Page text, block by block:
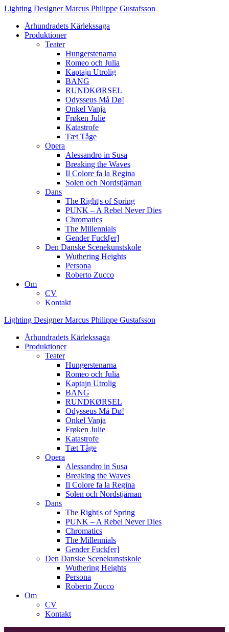
Hoppa
innehåll
Lighting DesignerMarcus Philippe Gustafsson
Århundradets Kärlekssaga
Produktioner
Teater
Hungerstenarna
Romeo och Julia
Kaptajn Utrolig
BANG
RUNDKØRSEL
Odysseus Må Dø!
Onkel Vanja
Frøken Julie
Katastrofe
Tæt Tåge
Opera
Alessandro in Susa
Breaking the Waves
Il Colore fa la Regina
Solen och Nordstjärnan
Dans
The Right|s of Spring
PUNK – A Rebel Never Dies
Chromatics
The Millennials
Gender Fuck[er]
Den Danske Scenekunstskole
Wuthering Heights
Persona
Roberto Zucco
Om
CV
Kontakt
Lighting DesignerMarcus Philippe Gustafsson
Århundradets Kärlekssaga
Produktioner
Teater
Hungerstenarna
Romeo och Julia
Kaptajn Utrolig
BANG
RUNDKØRSEL
Odysseus Må Dø!
Onkel Vanja
Frøken Julie
Katastrofe
Tæt Tåge
Opera
Alessandro in Susa
Breaking the Waves
Il Colore fa la Regina
Solen och Nordstjärnan
Dans
The Right|s of Spring
PUNK – A Rebel Never Dies
Chromatics
The Millennials
Gender Fuck[er]
Den Danske Scenekunstskole
Wuthering Heights
Persona
Roberto Zucco
Om
CV
Kontakt